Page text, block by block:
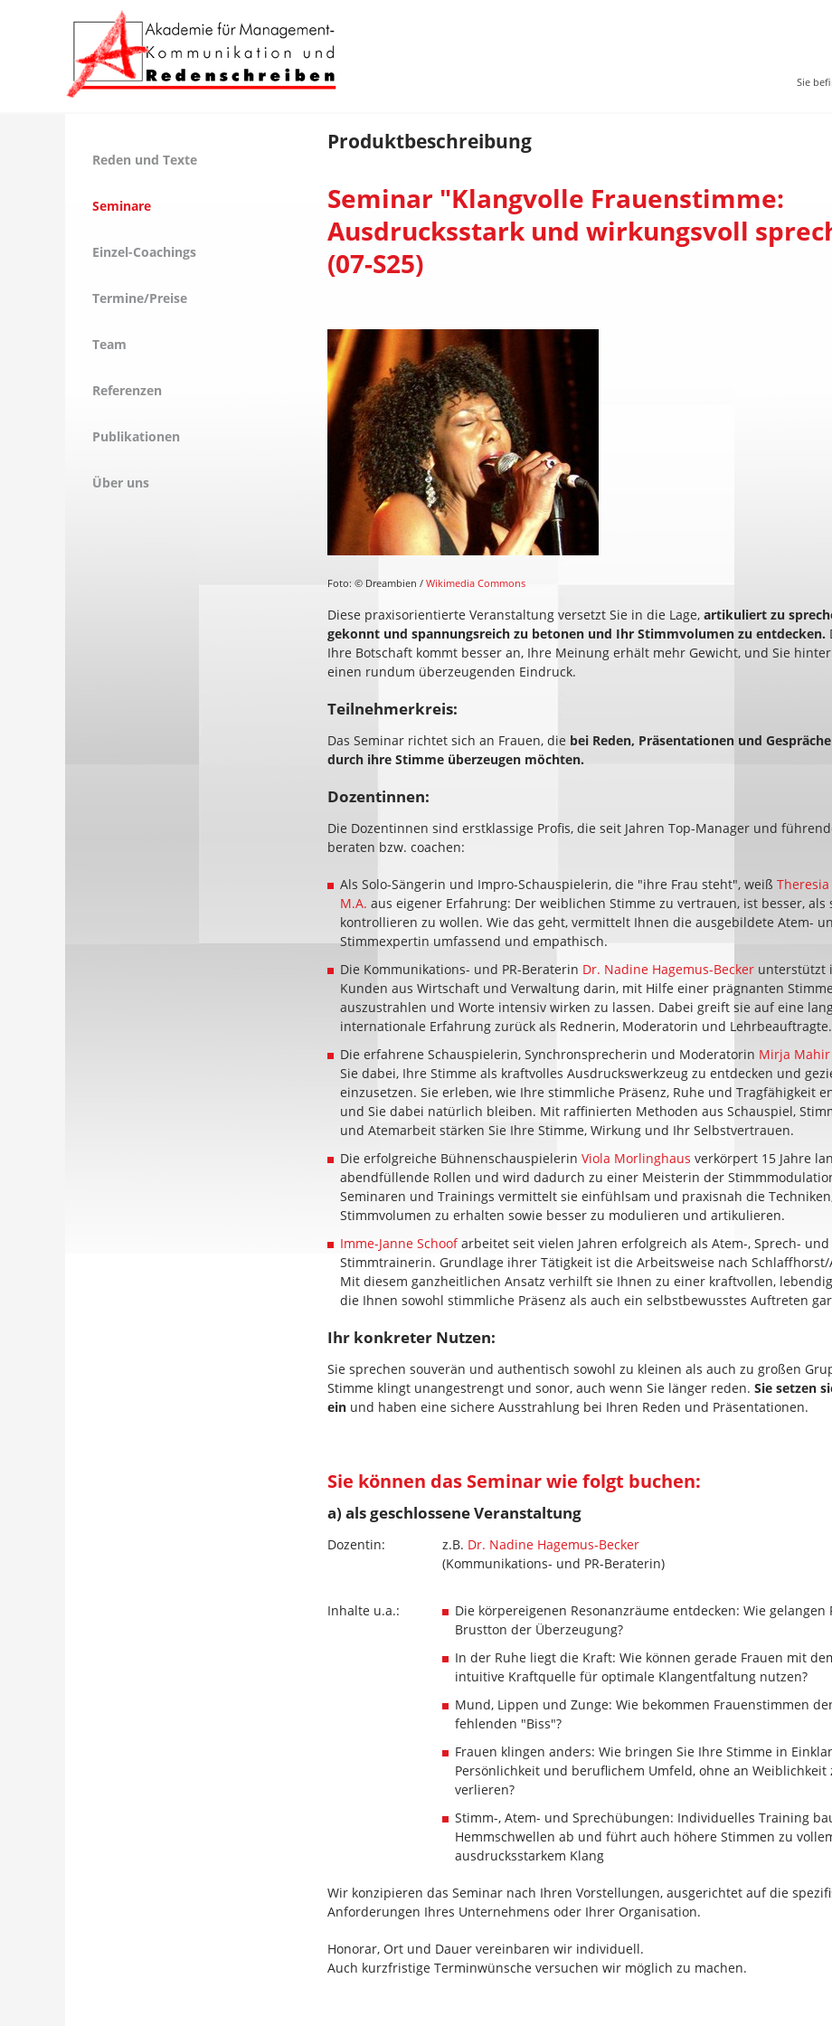
Sie
Reden und Texte
Seminare
Einzel-Coachings
Termine/Preise
Team
Referenzen
Publikationen
Über uns
Produktbeschreibung
Seminar "Klangvolle Frauenstimme:
Ausdrucksstark und wirkungsvoll
(07-S25)
Foto: © Dreambien / Wikimedia Commons
Diese praxisorientierte Veranstaltung versetzt Sie in die Lage, artikuliert zu
gekonnt und spannungsreich zu betonen und Ihr Stimmvolumen zu entdecken.
Ihre Botschaft kommt besser an, Ihre Meinung erhält mehr Gewicht, und Sie
einen rundum überzeugenden Eindruck.
Teilnehmerkreis:
Das Seminar richtet sich an Frauen, die bei Reden, Präsentationen und
durch ihre Stimme überzeugen möchten.
Dozentinnen:
Die Dozentinnen sind erstklassige Profis, die seit Jahren Top-Manager und
beraten bzw. coachen:
Als Solo-Sängerin und Impro-Schauspielerin, die "ihre Frau steht", weiß
M.A. aus eigener Erfahrung: Der weiblichen Stimme zu vertrauen, ist besser, als
kontrollieren zu wollen. Wie das geht, vermittelt Ihnen die ausgebildete Atem-
Stimmexpertin umfassend und empathisch.
Die Kommunikations- und PR-Beraterin Dr. Nadine Hagemus-Becker unterstützt
Kunden aus Wirtschaft und Verwaltung darin, mit Hilfe einer prägnanten
auszustrahlen und Worte intensiv wirken zu lassen. Dabei greift sie auf eine
internationale Erfahrung zurück als Rednerin, Moderatorin und Lehrbeauftragte.
Die erfahrene Schauspielerin, Synchronsprecherin und Moderatorin Mirja Mahir
Sie dabei, Ihre Stimme als kraftvolles Ausdruckswerkzeug zu entdecken und
einzusetzen. Sie erleben, wie Ihre stimmliche Präsenz, Ruhe und Tragfähigkeit
und Sie dabei natürlich bleiben. Mit raffinierten Methoden aus Schauspiel,
und Atemarbeit stärken Sie Ihre Stimme, Wirkung und Ihr Selbstvertrauen.
Die erfolgreiche Bühnenschauspielerin Viola Morlinghaus verkörpert 15 Jahre
abendfüllende Rollen und wird dadurch zu einer Meisterin der
Seminaren und Trainings vermittelt sie einfühlsam und praxisnah die
Stimmvolumen zu erhalten sowie besser zu modulieren und artikulieren.
Imme-Janne Schoofarbeitet seit vielen Jahren erfolgreich als Atem-, Sprech- und
Stimmtrainerin. Grundlage ihrer Tätigkeit ist die Arbeitsweise nach Schlaffhorst/
Mit diesem ganzheitlichen Ansatz verhilft sie Ihnen zu einer kraftvollen,
die Ihnen sowohl stimmliche Präsenz als auch ein selbstbewusstes Auftreten
Ihr konkreter Nutzen:
Sie sprechen souverän und authentisch sowohl zu kleinen als auch zu großen
Stimme klingt unangestrengt und sonor, auch wenn Sie länger reden. Sie setzen
ein und haben eine sichere Ausstrahlung bei Ihren Reden und Präsentationen.
Sie können das Seminar wie folgt buchen:
a) als geschlossene Veranstaltung
Dozentin: z.B. Dr. Nadine Hagemus-Becker
(Kommunikations- und PR-Beraterin)
Inhalte u.a.:
Die körpereigenen Resonanzräume entdecken: Wie gelangen
Brustton der Überzeugung?
In der Ruhe liegt die Kraft: Wie können gerade Frauen mit
intuitive Kraftquelle für optimale Klangentfaltung nutzen?
Mund, Lippen und Zunge: Wie bekommen Frauenstimmen
fehlenden "Biss"?
Frauen klingen anders: Wie bringen Sie Ihre Stimme in
Persönlichkeit und beruflichem Umfeld, ohne an Weiblichkeit
verlieren?
Stimm-, Atem- und Sprechübungen: Individuelles Training
Hemmschwellen ab und führt auch höhere Stimmen zu
ausdrucksstarkem Klang
Wir konzipieren das Seminar nach Ihren Vorstellungen, ausgerichtet auf die
Anforderungen Ihres Unternehmens oder Ihrer Organisation.
Honorar, Ort und Dauer vereinbaren wir individuell.
Auch kurzfristige Terminwünsche versuchen wir möglich zu machen.